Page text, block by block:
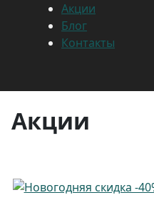
Акции
Блог
Контакты
Акции